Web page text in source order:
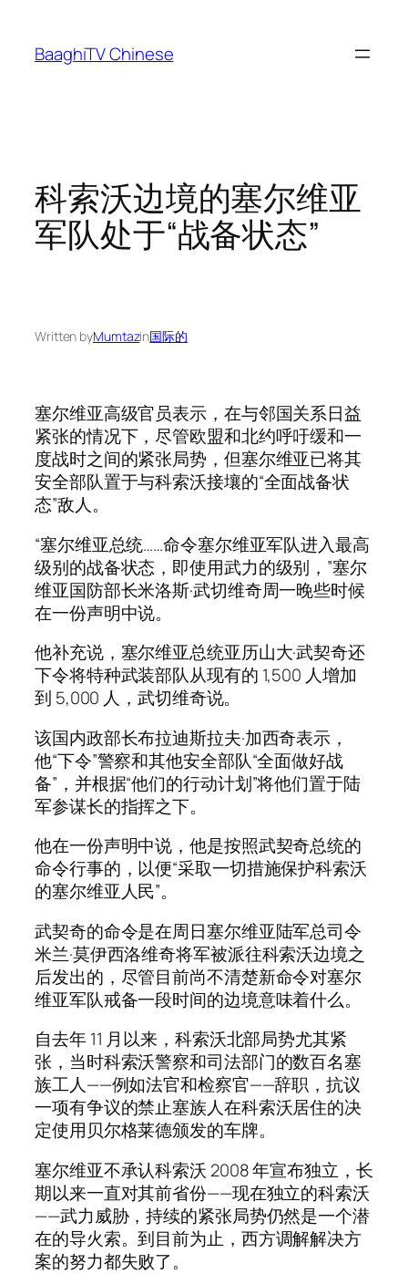
content
BaaghiTV Chinese
科索沃边境的塞尔维亚
军队处于“战备状态”
Written byMumtazin国际的
塞尔维亚高级官员表示，在与邻国关系日益
紧张的情况下，尽管欧盟和北约呼吁缓和一
度战时之间的紧张局势，但塞尔维亚已将其
安全部队置于与科索沃接壤的“全面战备状
态”敌人。
“塞尔维亚总统……命令塞尔维亚军队进入最高
级别的战备状态，即使用武力的级别，”塞尔
维亚国防部长米洛斯·武切维奇周一晚些时候
在一份声明中说。
他补充说，塞尔维亚总统亚历山大·武契奇还
下令将特种武装部队从现有的 1,500 人增加
到 5,000 人，武切维奇说。
该国内政部长布拉迪斯拉夫·加西奇表示，
他“下令”警察和其他安全部队“全面做好战
备”，并根据“他们的行动计划”将他们置于陆
军参谋长的指挥之下。
他在一份声明中说，他是按照武契奇总统的
命令行事的，以便“采取一切措施保护科索沃
的塞尔维亚人民”。
武契奇的命令是在周日塞尔维亚陆军总司令
米兰·莫伊西洛维奇将军被派往科索沃边境之
后发出的，尽管目前尚不清楚新命令对塞尔
维亚军队戒备一段时间的边境意味着什么。
自去年 11 月以来，科索沃北部局势尤其紧
张，当时科索沃警察和司法部门的数百名塞
族工人——例如法官和检察官——辞职，抗议
一项有争议的禁止塞族人在科索沃居住的决
定使用贝尔格莱德颁发的车牌。
塞尔维亚不承认科索沃 2008 年宣布独立，长
期以来一直对其前省份——现在独立的科索沃
——武力威胁，持续的紧张局势仍然是一个潜
在的导火索。到目前为止，西方调解解决方
案的努力都失败了。